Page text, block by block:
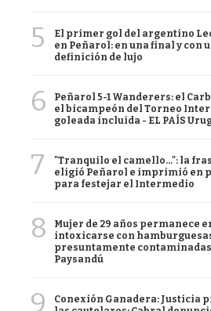
5
El primer gol del argentino
en Peñarol: en una final y con
definición de lujo
6
Peñarol 5-1 Wanderers: el
el bicampeón del Torneo
goleada incluida - EL PAÍS
7
"Tranquilo el camello...": la
eligió Peñarol e imprimió en
para festejar el Intermedio
8
Mujer de 29 años permanece
intoxicarse con
presuntamente
Paysandú
9
Conexión Ganadera: Justicia